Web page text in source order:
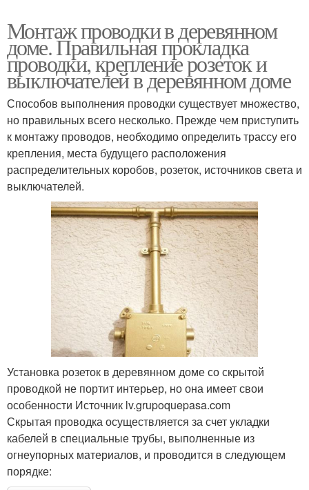
Монтаж проводки в деревянном
доме. Правильная прокладка
проводки, крепление розеток и
выключателей в деревянном доме
Способов выполнения проводки существует множество,
но правильных всего несколько. Прежде чем приступить
к монтажу проводов, необходимо определить трассу его
крепления, места будущего расположения
распределительных коробов, розеток, источников света и
выключателей.
Установка розеток в деревянном доме со скрытой
проводкой не портит интерьер, но она имеет свои
особенности Источник lv.grupoquepasa.com
Скрытая проводка осуществляется за счет укладки
кабелей в специальные трубы, выполненные из
огнеупорных материалов, и проводится в следующем
порядке: